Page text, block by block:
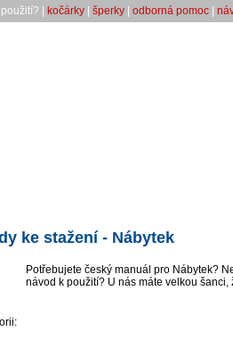
| kočárky| šperky| odborná pomoc|
ke stažení - Nábytek
Potřebujete český manuál pro Nábytek?
návod k použití? U nás máte velkou šanci,